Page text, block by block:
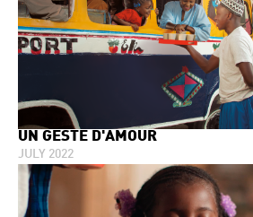
UN GESTE D'AMOUR
JULY 2022